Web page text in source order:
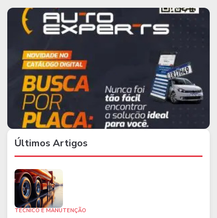
Últimos Artigos
TÉCNICO E MANUTENÇÃO